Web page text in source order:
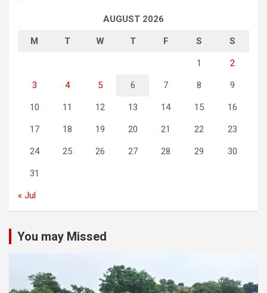
AUGUST 2026
M T W T F S S
1 2
3 4 5 6 7 8 9
10 11 12 13 14 15 16
17 18 19 20 21 22 23
24 25 26 27 28 29 30
31
« Jul
You may Missed